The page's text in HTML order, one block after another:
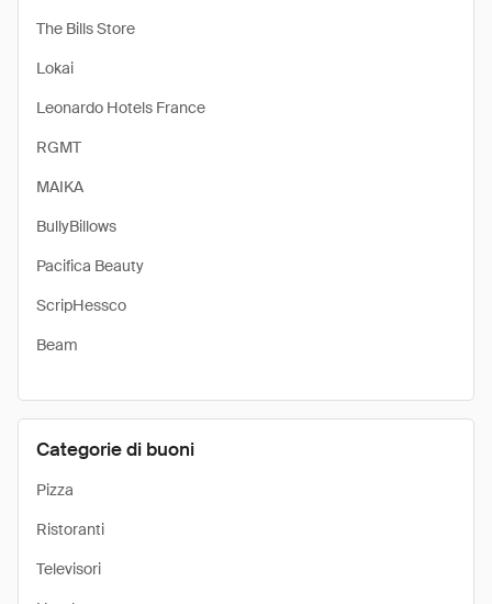
The Bills Store
Lokai
Leonardo Hotels France
RGMT
MAIKA
BullyBillows
Pacifica Beauty
ScripHessco
Beam
Categorie di buoni
Pizza
Ristoranti
Televisori